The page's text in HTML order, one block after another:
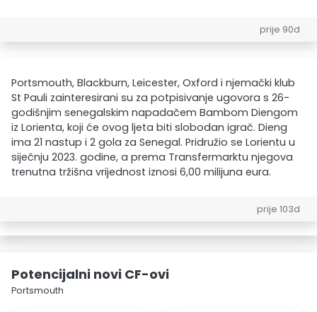
prije 90d
Portsmouth, Blackburn, Leicester, Oxford i njemački klub
St Pauli zainteresirani su za potpisivanje ugovora s 26-
godišnjim senegalskim napadačem Bambom Diengom
iz Lorienta, koji će ovog ljeta biti slobodan igrač. Dieng
ima 21 nastup i 2 gola za Senegal. Pridružio se Lorientu u
siječnju 2023. godine, a prema Transfermarktu njegova
trenutna tržišna vrijednost iznosi 6,00 milijuna eura.
prije 103d
Potencijalni novi CF-ovi
Portsmouth